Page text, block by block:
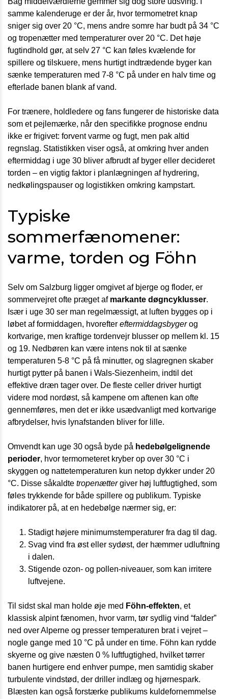
samme kalenderuge er der år, hvor termometret knap
sniger sig over 20 °C, mens andre somre har budt på 34 °C
og tropenætter med temperaturer over 20 °C. Det høje
fugtindhold gør, at selv 27 °C kan føles kvælende for
spillere og tilskuere, mens hurtigt indtrædende byger kan
sænke temperaturen med 7-8 °C på under en halv time og
efterlade banen blank af vand.
For trænere, holdledere og fans fungerer de historiske data
som et pejlemærke, når den specifikke prognose endnu
ikke er frigivet: forvent varme og fugt, men pak altid
regnslag. Statistikken viser også, at omkring hver anden
eftermiddag i uge 30 bliver afbrudt af byger eller decideret
torden – en vigtig faktor i planlægningen af hydrering,
nedkølingspauser og logistikken omkring kampstart.
Typiske
sommerfænomener:
varme, torden og Föhn
Selv om Salzburg ligger omgivet af bjerge og floder, er
sommervejret ofte præget af markante døgncyklusser.
Især i uge 30 ser man regelmæssigt, at luften bygges op i
løbet af formiddagen, hvorefter eftermiddagsbygerog
kortvarige, men kraftige tordenvejr blusser op mellem kl. 15
og 19. Nedbøren kan være intens nok til at sænke
temperaturen 5-8 °C på få minutter, og slagregnen skaber
hurtigt pytter på banen i Wals-Siezenheim, indtil det
effektive dræn tager over. De fleste celler driver hurtigt
videre mod nordøst, så kampene om aftenen kan ofte
gennemføres, men det er ikke usædvanligt med kortvarige
afbrydelser, hvis lynafstanden bliver for lille.
Omvendt kan uge 30 også byde på hedebølgelignende
perioder, hvor termometeret kryber op over 30 °C i
skyggen og nattetemperaturen kun netop dykker under 20
°C. Disse såkaldte tropenættergiver høj luftfugtighed, som
føles trykkende for både spillere og publikum. Typiske
indikatorer på, at en hedebølge nærmer sig, er:
Stadigt højere minimumstemperaturer fra dag til dag.
Svag vind fra øst eller sydøst, der hæmmer udluftning
i dalen.
Stigende ozon- og pollen-niveauer, som kan irritere
luftvejene.
Til sidst skal man holde øje med Föhn-effekten, et
klassisk alpint fænomen, hvor varm, tør sydlig vind “falder”
ned over Alperne og presser temperaturen brat i vejret –
nogle gange med 10 °C på under en time. Föhn kan rydde
skyerne og give næsten 0 % luftfugtighed, hvilket tørrer
banen hurtigere end enhver pumpe, men samtidig skaber
turbulente vindstød, der driller indlæg og hjørnespark.
Blæsten kan også forstærke publikums kuldefornemmelse